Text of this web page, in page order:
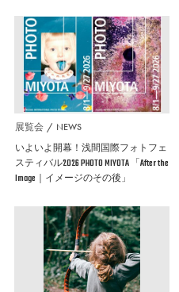
展覧会 NEWS
いよいよ開幕！浅間国際フォトフェ
スティバル2026 PHOTO MIYOTA 「After the
Image｜イメージのその後」